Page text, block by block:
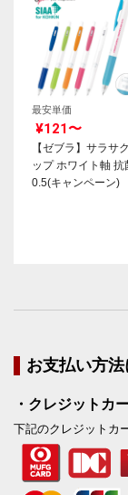
最安単価
¥121〜
【ゼブラ】サラサ
ップ ホワイト軸 抗
0.5(キャンペーン)
お支払い方
・クレジットカ
下記のクレジットカ